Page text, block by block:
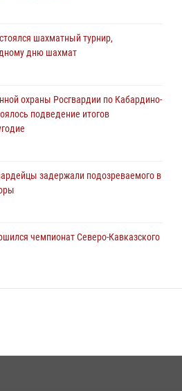
граждан на южном
Росгвардии Героя России
с заместителем полномочного
Федерации в Северо-
Виталием Кузнецовым
шахматный турнир,
дню шахмат
охраны Росгвардии по Кабардино-
подведение итогов
задержали подозреваемого в
чемпионат Северо-Кавказского